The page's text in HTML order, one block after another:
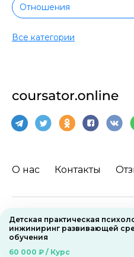
Отношения
Творчество
Рисование
Актерское мастерство
Управление конфликтами
Все категории
Детская практическая
инжиниринг развивающей
обучения
60 000 ₽ / Курс
О нас Контакты
Пользовательское